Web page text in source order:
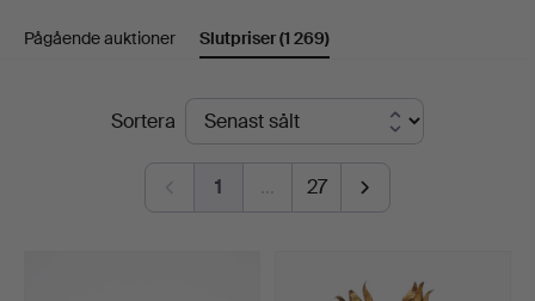
Auktionsverk
Pågående auktioner Slutpriser(1 269)
SlutpriserSortera
1 … 27